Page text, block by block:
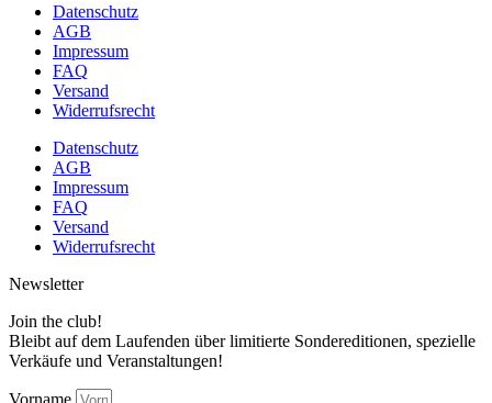
Datenschutz
AGB
Impressum
FAQ
Versand
Widerrufsrecht
Datenschutz
AGB
Impressum
FAQ
Versand
Widerrufsrecht
Newsletter
Join the club!
Bleibt auf dem Laufenden über limitierte Sondereditionen, spezielle
Verkäufe und Veranstaltungen!
Vorname